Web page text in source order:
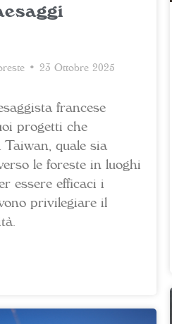
• 23 Ottobre 2025
francese
progetti che
quale sia
le foreste in luoghi
essere efficaci i
privilegiare il